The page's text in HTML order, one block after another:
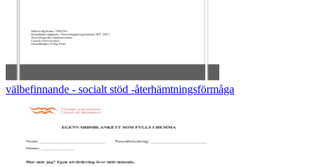
välbefinnande - socialt stöd -återhämtningsförmåga